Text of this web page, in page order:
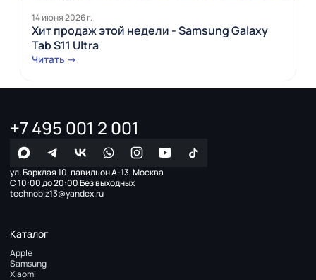
14 июня 2026 г.
Хит продаж этой недели - Samsung Galaxy
Tab S11 Ultra
Читать →
+7 495 001 2 001
ул. Барклая 10, павильон А-13, Москва
С 10:00 до 20:00 Без выходных
technobiz13@yandex.ru
Каталог
Apple
Samsung
Xiaomi